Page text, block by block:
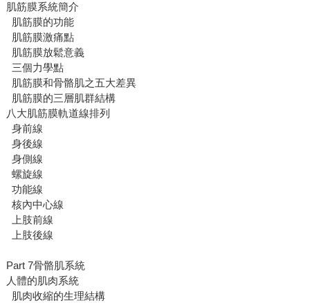
肌筋膜系統簡介
肌筋膜的功能
肌筋膜激痛點
肌筋膜放鬆意義
三個力學點
肌筋膜和骨骼肌之五大差異
肌筋膜的三層肌群結構
八大肌筋膜軌道線排列
身前線
身後線
身側線
螺旋線
功能線
核內中心線
上肢前線
上肢後線
Part 7骨骼肌系統
人體的肌肉系統
肌肉收縮的生理結構